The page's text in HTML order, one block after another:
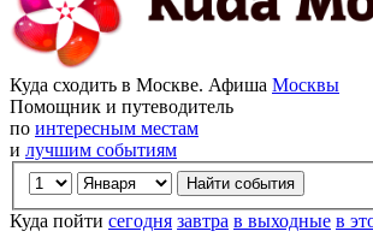
Куда сходить в Москве. Афиша Москвы
Помощник и путеводитель
по интересным местам
и лучшим событиям
Куда пойти сегодня завтра в выходные в